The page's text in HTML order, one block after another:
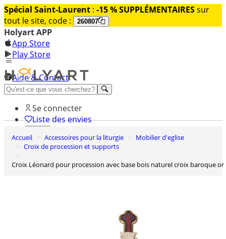
Spécial Saint-Laurent : -15 % SUPPLÉMENTAIRESsur
tout le site, code :
260807
Holyart APP
App Store
Play Store
Aide & Contact
Découvrez Premium
Se connecter
Liste des envies
0
Panier
Accueil Accessoires pour la liturgie
Mobilier d'eglise
Croix de procession et supports
Croix Léonard pour procession avec base bois naturel croix baroque or